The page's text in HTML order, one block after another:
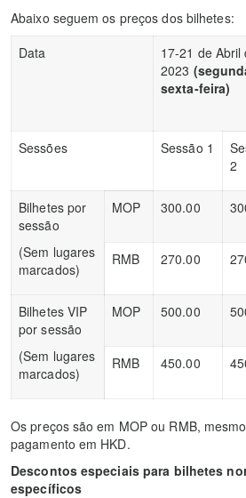
Abaixo seguem os preços dos bilhetes:
Data
17-21 de Abril
2023
sexta-feira)
Sessões Sessão 1
2
Bilhetes por
sessão
(Sem lugares
marcados)
MOP 300.00
RMB 270.00
Bilhetes VIP
por sessão
(Sem lugares
marcados)
MOP 500.00
RMB 450.00
Os preços são em MOP ou RMB,
pagamento em HKD.
Descontos especiais para bilhetes
específicos